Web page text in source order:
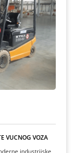
VUČNOG VOZA